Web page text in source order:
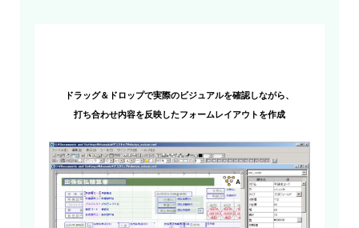
ドラッグ＆ドロップで実際のビジュアルを確認しながら、
打ち合わせ内容を反映したフォームレイアウトを作成